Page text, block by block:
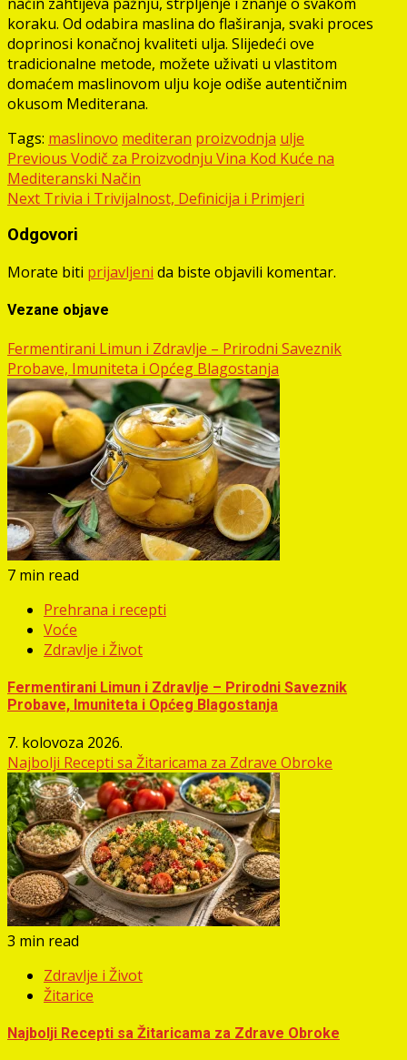
koraku. Od odabira maslina do flaširanja, svaki proces
doprinosi konačnoj kvaliteti ulja. Slijedeći ove
tradicionalne metode, možete uživati u vlastitom
domaćem maslinovom ulju koje odiše autentičnim
okusom Mediterana.
Tags: maslinovo mediteran proizvodnja ulje
Post
navigation
Previous Vodič za Proizvodnju Vina Kod Kuće na
Mediteranski Način
Next Trivia i Trivijalnost, Definicija i Primjeri
Odgovori
Morate biti prijavljeni da biste objavili komentar.
Vezane objave
Fermentirani Limun i Zdravlje – Prirodni Saveznik
Probave, Imuniteta i Općeg Blagostanja
7 min read
Prehrana i recepti
Voće
Zdravlje i Život
Fermentirani Limun i Zdravlje – Prirodni Saveznik
Probave, Imuniteta i Općeg Blagostanja
7. kolovoza 2026.
Najbolji Recepti sa Žitaricama za Zdrave Obroke
3 min read
Zdravlje i Život
Žitarice
Najbolji Recepti sa Žitaricama za Zdrave Obroke